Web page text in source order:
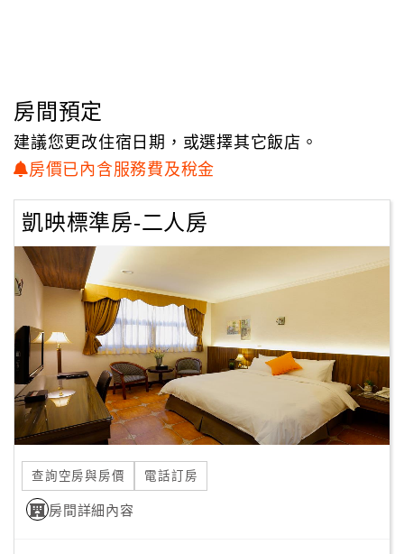
管
員
帳
戶
服
絡
單
Line
線
上
房間預定
建議您更改住宿日期，或選擇其它飯店。
房價已內含服務費及稅金
凱映標準房-二人房
查詢空房與房價 電話訂房
房間詳細內容